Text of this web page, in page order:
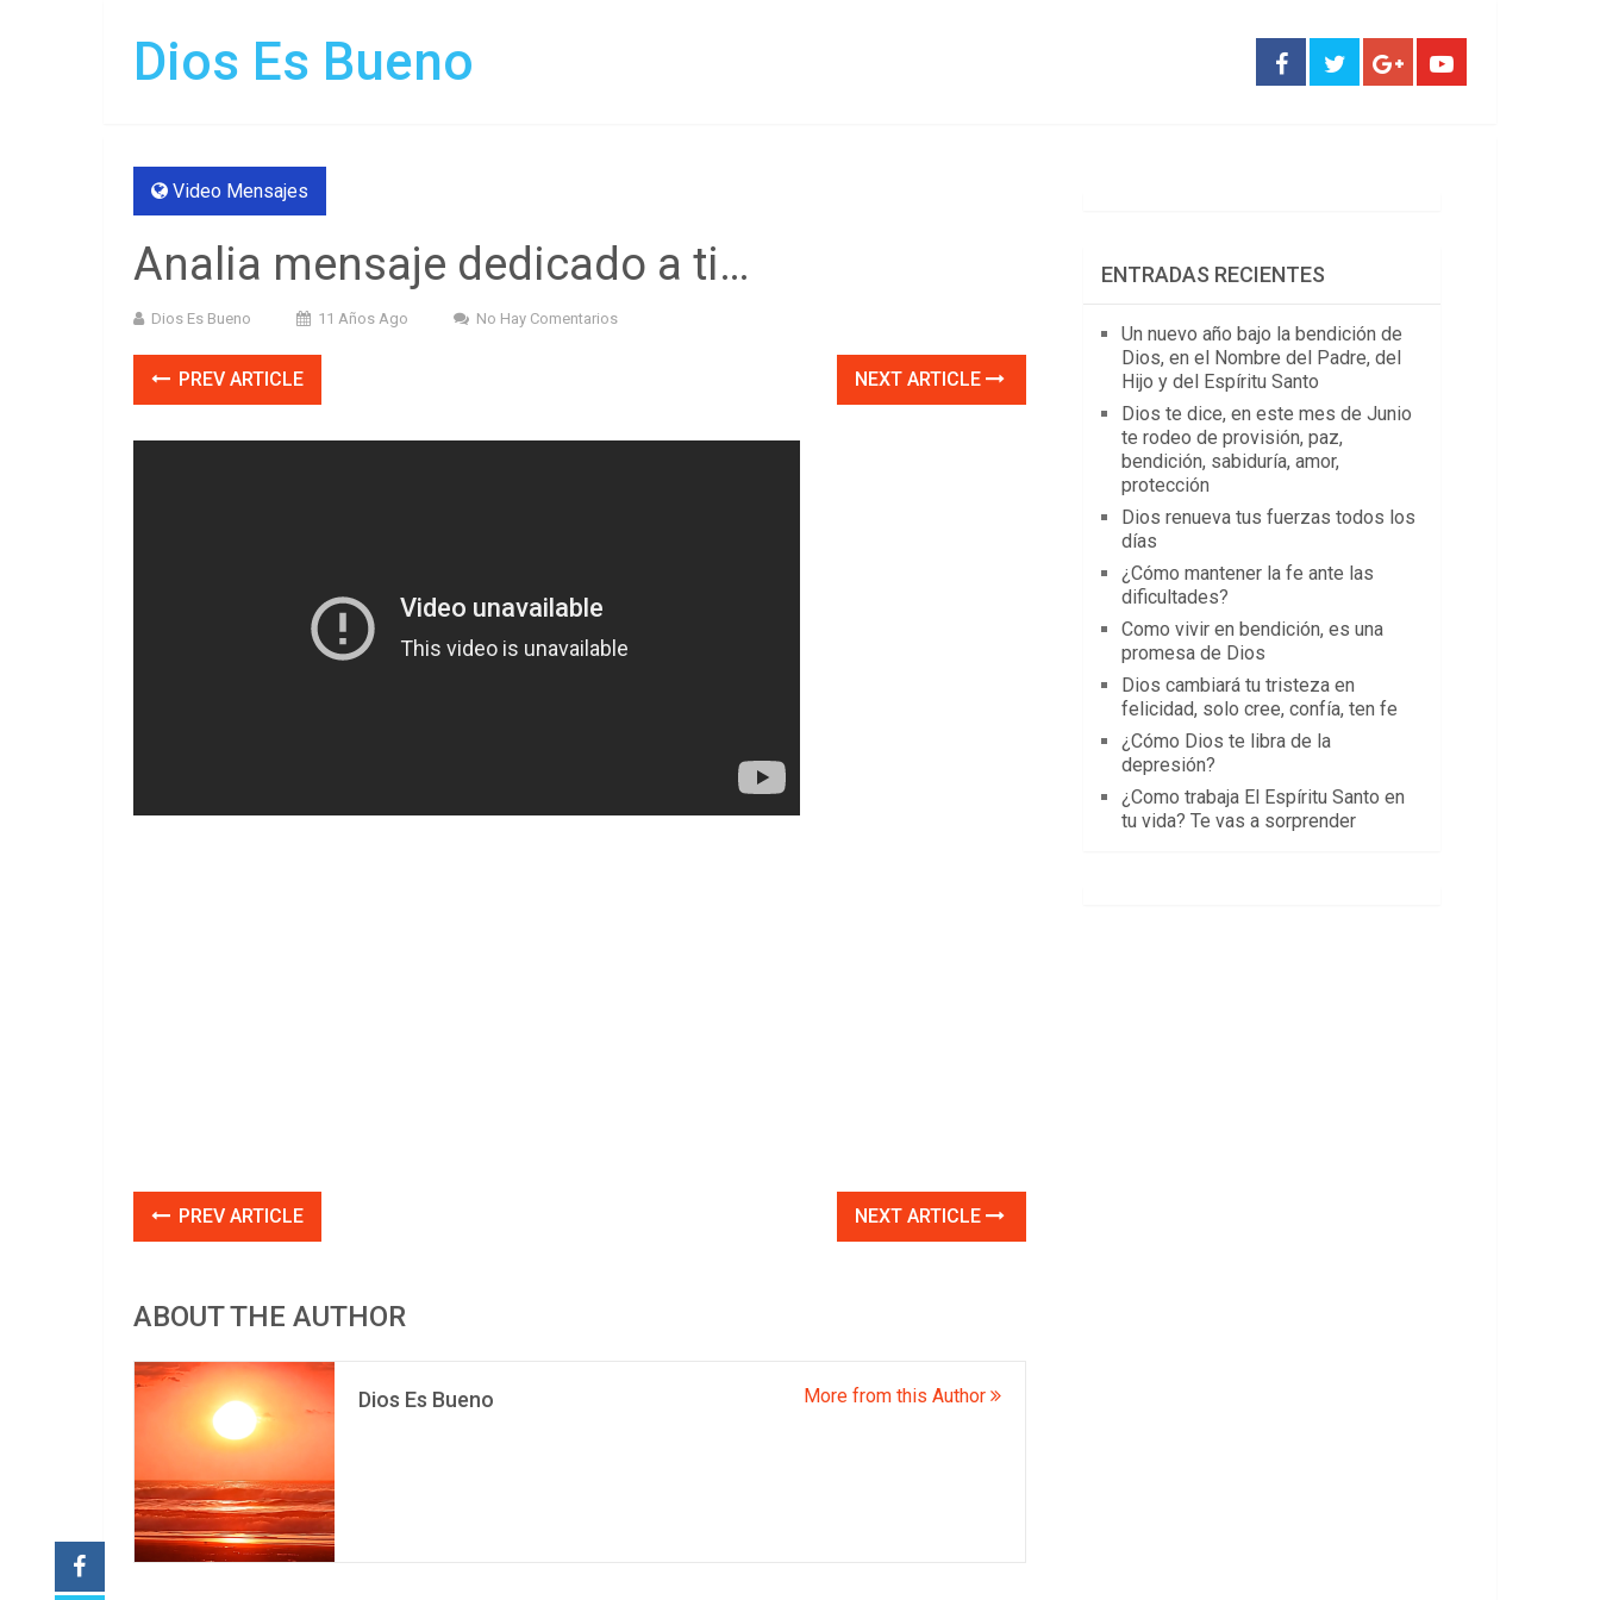
Dios Es Bueno
Video Mensajes
Analia mensaje dedicado a ti…
Dios Es Bueno 11 Años Ago No Hay Comentarios
PREV ARTICLE NEXT ARTICLE
PREV ARTICLE NEXT ARTICLE
ABOUT THE AUTHOR
Dios Es Bueno More from this Author
ENTRADAS RECIENTES
Un nuevo año bajo la bendición de
Dios, en el Nombre del Padre, del
Hijo y del Espíritu Santo
Dios te dice, en este mes de Junio
te rodeo de provisión, paz,
bendición, sabiduría, amor,
protección
Dios renueva tus fuerzas todos los
días
¿Cómo mantener la fe ante las
dificultades?
Como vivir en bendición, es una
promesa de Dios
Dios cambiará tu tristeza en
felicidad, solo cree, confía, ten fe
¿Cómo Dios te libra de la
depresión?
¿Como trabaja El Espíritu Santo en
tu vida? Te vas a sorprender